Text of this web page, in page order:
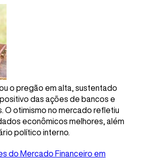
o pregão em alta, sustentado
das ações de bancos e
O otimismo no mercado refletiu
econômicos melhores, além
político interno.
do Mercado Financeiro em